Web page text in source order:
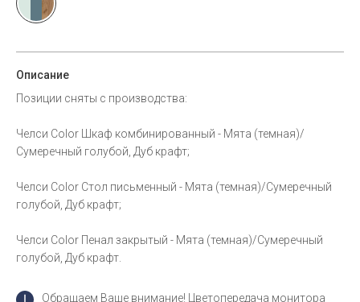
Описание
Позиции сняты с производства:
Челси Color Шкаф комбинированный - Мята (темная)/
Сумеречный голубой, Дуб крафт;
Челси Color Стол письменный - Мята (темная)/Сумеречный
голубой, Дуб крафт;
Челси Color Пенал закрытый - Мята (темная)/Сумеречный
голубой, Дуб крафт.
Обращаем Ваше внимание! Цветопередача монитора